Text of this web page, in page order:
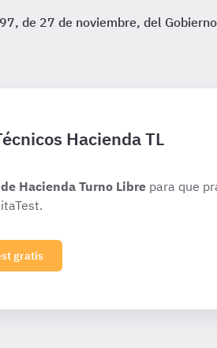
de 27 de noviembre, del Gobierno
Hacienda TL
Hacienda Turno Librepara que
gratis